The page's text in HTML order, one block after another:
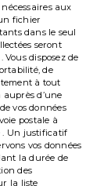
aux
fichier
dans le seul
seront
disposez de
de
à tout
d’une
vos données
postale à
. Un justificatif
vos données
la durée de
des
la liste